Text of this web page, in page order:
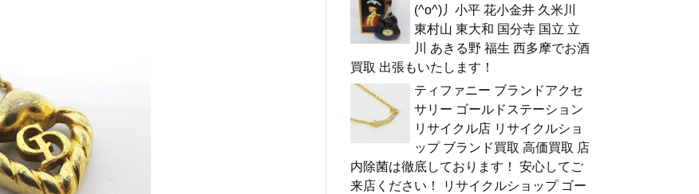
(^o^)丿小平 花小金井 久米川
東村山 東大和 国分寺 国立 立
川 あきる野 福生 西多摩でお酒
買取 出張もいたします！
ティファニー ブランドアクセ
サリー ゴールドステーション
リサイクル店 リサイクルショ
ップ ブランド買取 高価買取 店
内除菌は徹底しております！ 安心してご
来店ください！ リサイクルショップ ゴー